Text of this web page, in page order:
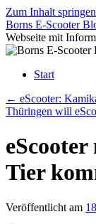
Zum Inhalt springen
Borns E-Scooter
Webseite mit
Start
← eScooter:
Thüringen will
Tier
Veröffentlicht am